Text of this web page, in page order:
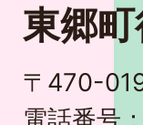
東郷
〒470-
電話番号